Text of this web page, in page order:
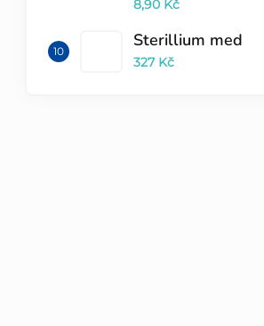
8,90 Kč
Sterillium med
327 Kč